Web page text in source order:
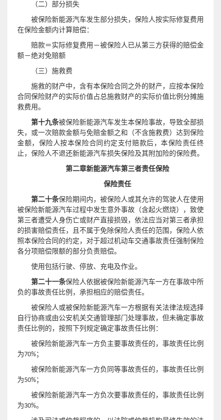
（二）部分损失
被保险新能源汽车发生部分损失，保险人按实际修复费用
在保险金额内计算赔偿：
赔款＝实际修复费用－被保险人已从第三方获得的赔偿金
额－绝对免赔额
（三）施救费
施救的财产中，含有本保险合同之外的财产，应按本保险
合同保险财产的实际价值占总施救财产的实际价值比例分摊施
救费用。
第十九条被保险新能源汽车发生本保险事故，导致全部损
失，或一次赔款金额与免赔金额之和（不含施救费）达到保险
金额，保险人按本保险合同约定支付赔款后，本保险责任终
止，保险人不退还新能源汽车损失保险及其附加险的保险费。
第二章新能源汽车第三者责任保险
保险责任
第二十条保险期间内，被保险人或其允许的驾驶人在使用
被保险新能源汽车过程中发生意外事故（含起火燃烧），致使
第三者遭受人身伤亡或财产直接损毁，依法应当对第三者承担
的损害赔偿责任，
且不属于免除保险人责任的范围， 保险人依
照本保险合同的约定，对于超过机动车交通事故责任强制保险
各分项赔偿限额的部分负责赔偿。
使用包括行驶、停放、充电及作业。
第二十一条保险人依据被保险新能源汽车一方在事故中所
负的事故责任比例，承担相应的赔偿责任。
被保险人或被保险新能源汽车一方根据有关法律法规选择
自行协商或由公安机关交通管理部门处理事故，但未确定事故
责任比例的，按照下列规定确定事故责任比例：
被保险新能源汽车一方负主要事故责任的，事故责任比例
为70%；
被保险新能源汽车一方负同等事故责任的，事故责任比例
为50%；
被保险新能源汽车一方负次要事故责任的，事故责任比例
为30%。